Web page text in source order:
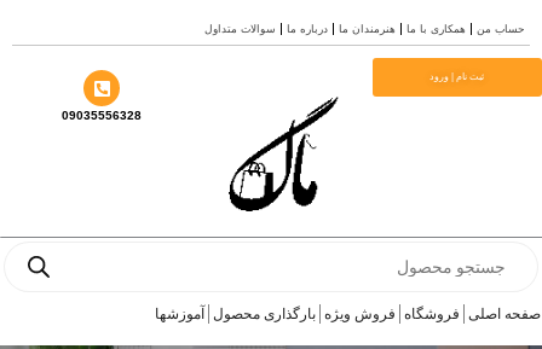
به
حساب من همکاری با ما هنرمندان ما درباره ما سوالات متداول
ثبت نام | ورود
09035556328
search
صفحه اصلی فروشگاه فروش ویژه بارگذاری محصول آموزشها